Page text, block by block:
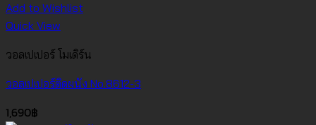
Add to Wishlist
Quick View
วอลเปเปอร์ โมเดิร์น
วอลเปเปอร์ติดผนัง No.8612-3
1,690฿